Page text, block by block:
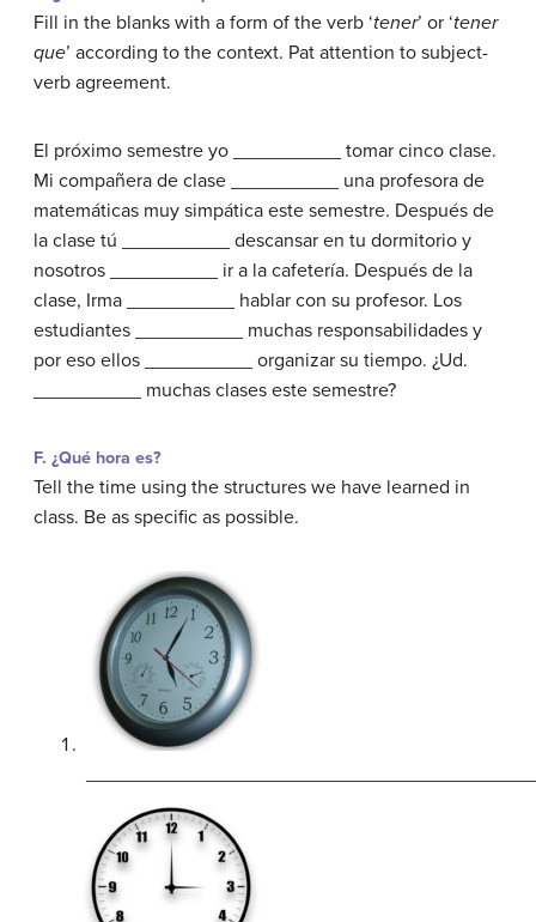
Fill in the blanks with a form of the verb ‘tener’ or ‘tener
que’ according to the context. Pat attention to subject-
verb agreement.
El próximo semestre yo __________ tomar cinco clase.
Mi compañera de clase __________ una profesora de
matemáticas muy simpática este semestre. Después de
la clase tú __________ descansar en tu dormitorio y
nosotros __________ ir a la cafetería. Después de la
clase, Irma __________ hablar con su profesor. Los
estudiantes __________ muchas responsabilidades y
por eso ellos __________ organizar su tiempo. ¿Ud.
__________ muchas clases este semestre?
F. ¿Qué hora es?
Tell the time using the structures we have learned in
class. Be as specific as possible.